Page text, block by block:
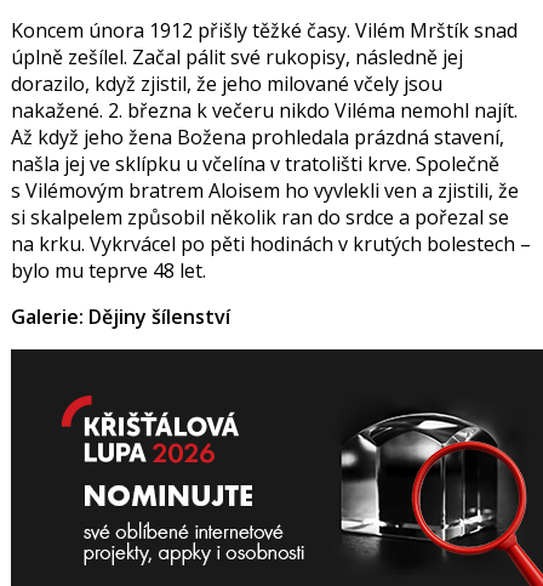
Koncem února 1912 přišly těžké časy. Vilém Mrštík snad
úplně zešílel. Začal pálit své rukopisy, následně jej
dorazilo, když zjistil, že jeho milované včely jsou
nakažené. 2. března k večeru nikdo Viléma nemohl najít.
Až když jeho žena Božena prohledala prázdná stavení,
našla jej ve sklípku u včelína v tratolišti krve. Společně
s Vilémovým bratrem Aloisem ho vyvlekli ven a zjistili, že
si skalpelem způsobil několik ran do srdce a pořezal se
na krku. Vykrvácel po pěti hodinách v krutých bolestech –
bylo mu teprve 48 let.
Galerie: Dějiny šílenství